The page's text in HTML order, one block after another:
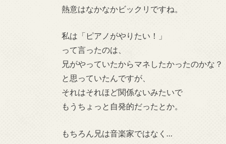
熱意はなかなかビックリですね。
私は「ピアノがやりたい！」
って言ったのは、
兄がやっていたからマネしたかったのかな？
と思っていたんですが、
それはそれほど関係ないみたいで
もうちょっと自発的だったとか。
もちろん兄は音楽家ではなく…